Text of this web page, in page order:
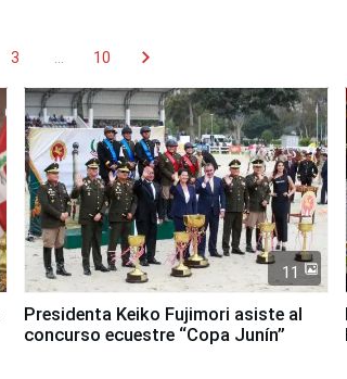
3 10 chevron_right
11
Presidenta Keiko Fujimori asiste al
concurso ecuestre “Copa Junín”